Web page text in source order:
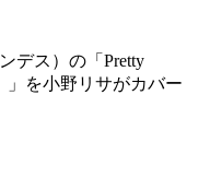
デス）の「Pretty
」を小野リサがカバー